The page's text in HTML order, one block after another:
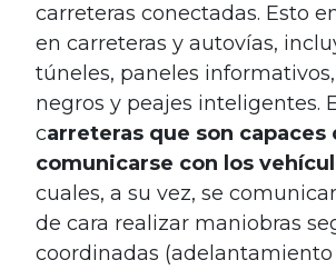
carreteras conectadas. Esto
en carreteras y autovías,
túneles, paneles
negros y peajes inteligentes.
carreteras que son capaces
comunicarse con los
cuales, a su vez, se
de cara realizar maniobras
coordinadas